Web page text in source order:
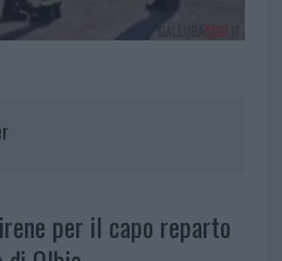
per il capo reparto